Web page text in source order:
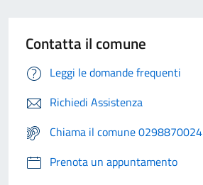
Contatta il comune
Leggi le domande frequenti
Richiedi Assistenza
Chiama il comune 0298870024
Prenota un appuntamento